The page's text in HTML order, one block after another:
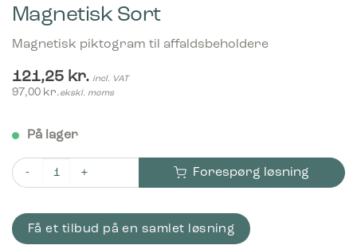
Magnetisk Sort
Magnetisk piktogram til affaldsbeholdere
121,25 kr. incl. VAT
97,00 kr.ekskl. moms
På lager
Piktogram Madaffald 12x12 cm Magnetisk Sort antal
Forespørg løsning
Få et tilbud på en samlet løsning